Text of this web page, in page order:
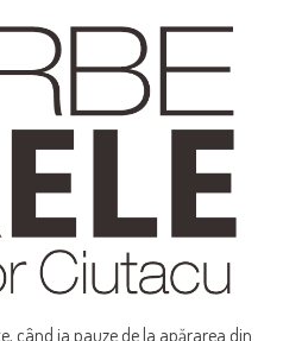
când ia pauze de la apărarea din